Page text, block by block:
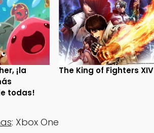
¡la
todas!
The King of Fighters XIV
: Xbox One